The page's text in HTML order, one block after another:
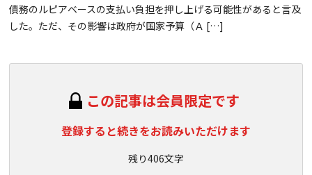
債務のルピアベースの支払い負担を押し上げる可能性があると言及
した。ただ、その影響は政府が国家予算（Ａ […]
この記事は会員限定です
登録すると続きをお読みいただけます
残り406文字